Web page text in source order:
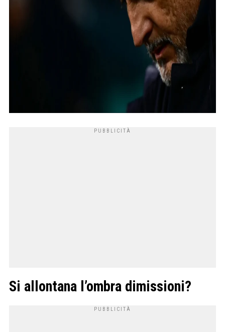
Si allontana l’ombra dimissioni?